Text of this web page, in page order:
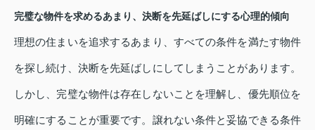
完璧な物件を求めるあまり、決断を先延ばしにする心理的傾向
理想の住まいを追求するあまり、すべての条件を満たす物件
を探し続け、決断を先延ばしにしてしまうことがあります。
しかし、完璧な物件は存在しないことを理解し、優先順位を
明確にすることが重要です。譲れない条件と妥協できる条件